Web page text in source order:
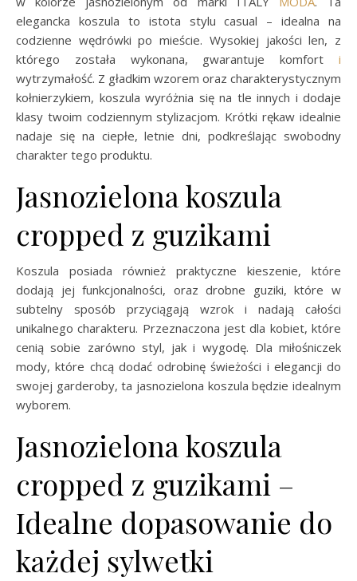
elegancka koszula to istota stylu casual – idealna na
codzienne wędrówki po mieście. Wysokiej jakości len, z
którego została wykonana, gwarantuje komfort i
wytrzymałość. Z gładkim wzorem oraz charakterystycznym
kołnierzykiem, koszula wyróżnia się na tle innych i dodaje
klasy twoim codziennym stylizacjom. Krótki rękaw idealnie
nadaje się na ciepłe, letnie dni, podkreślając swobodny
charakter tego produktu.
Jasnozielona koszula
cropped z guzikami
Koszula posiada również praktyczne kieszenie, które
dodają jej funkcjonalności, oraz drobne guziki, które w
subtelny sposób przyciągają wzrok i nadają całości
unikalnego charakteru. Przeznaczona jest dla kobiet, które
cenią sobie zarówno styl, jak i wygodę. Dla miłośniczek
mody, które chcą dodać odrobinę świeżości i elegancji do
swojej garderoby, ta jasnozielona koszula będzie idealnym
wyborem.
Jasnozielona koszula
cropped z guzikami –
Idealne dopasowanie do
każdej sylwetki